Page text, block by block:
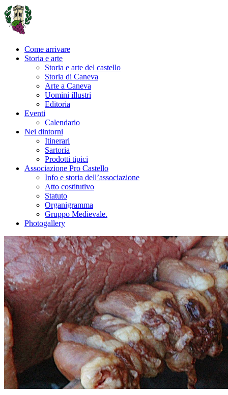
Come arrivare
Storia e arte
Storia e arte del castello
Storia di Caneva
Arte a Caneva
Uomini illustri
Editoria
Eventi
Calendario
Nei dintorni
Itinerari
Sartoria
Prodotti tipici
Associazione Pro Castello
Info e storia dell’associazione
Atto costitutivo
Statuto
Organigramma
Gruppo Medievale.
Photogallery